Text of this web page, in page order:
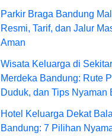
Parkir Braga Bandung
Resmi, Tarif, dan Jalur
Aman
Wisata Keluarga di
Merdeka Bandung: Rute
Duduk, dan Tips Nyaman
Hotel Keluarga Dekat
Bandung: 7 Pilihan